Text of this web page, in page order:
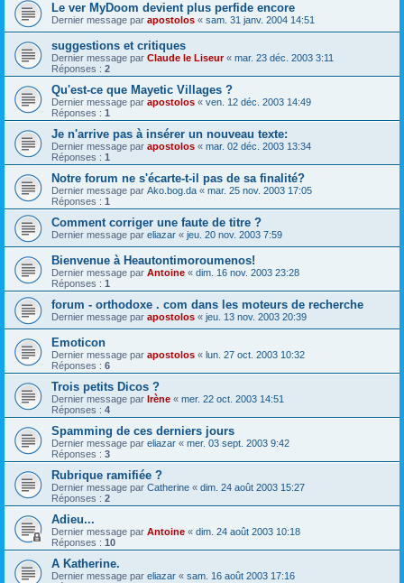
Le ver MyDoom devient plus perfide encore
Dernier message par apostolos « sam. 31 janv. 2004 14:51
suggestions et critiques
Dernier message par Claude le Liseur« mar. 23 déc. 2003 3:11
Réponses : 2
Qu'est-ce que Mayetic Villages ?
Dernier message par apostolos « ven. 12 déc. 2003 14:49
Réponses : 1
Je n'arrive pas à insérer un nouveau texte:
Dernier message par apostolos « mar. 02 déc. 2003 13:34
Réponses : 1
Notre forum ne s'écarte-t-il pas de sa finalité?
Dernier message par Ako.bog.da « mar. 25 nov. 2003 17:05
Réponses : 1
Comment corriger une faute de titre ?
Dernier message par eliazar « jeu. 20 nov. 2003 7:59
Bienvenue à Heautontimoroumenos!
Dernier message par Antoine « dim. 16 nov. 2003 23:28
Réponses : 1
forum - orthodoxe . com dans les moteurs de recherche
Dernier message par apostolos « jeu. 13 nov. 2003 20:39
Emoticon
Dernier message par apostolos « lun. 27 oct. 2003 10:32
Réponses : 6
Trois petits Dicos ?
Dernier message par Irène « mer. 22 oct. 2003 14:51
Réponses : 4
Spamming de ces derniers jours
Dernier message par eliazar « mer. 03 sept. 2003 9:42
Réponses : 3
Rubrique ramifiée ?
Dernier message par Catherine « dim. 24 août 2003 15:27
Réponses : 2
Adieu...
Dernier message par Antoine « dim. 24 août 2003 10:18
Réponses : 10
A Katherine.
Dernier message par eliazar « sam. 16 août 2003 17:16